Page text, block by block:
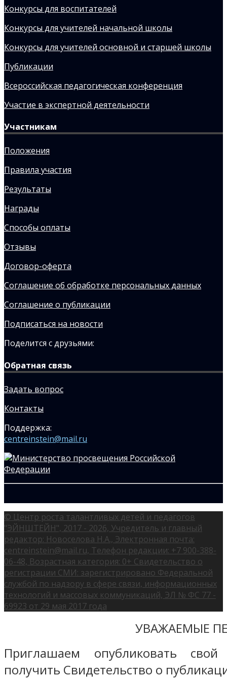
Конкурсы для воспитателей
Конкурсы для учителей начальной школы
Конкурсы для учителей основной и старшей школы
Публикации
Всероссийская педагогическая конференция
Участие в экспертной деятельности
Участникам
Положения
Правила участия
Результаты
Награды
Способы оплаты
Отзывы
Договор-оферта
Соглашение об обработке персональных данных
Соглашение о публикации
Подписаться на новости
Поделится с друзьями:
Обратная связь
Задать вопрос
Контакты
Поддержка:
centreinstein@mail.ru
© Центр роста талантливых детей и педагогов
"ЭЙНШТЕЙН", 2017 - 2026, Учредитель и главный
редактор: Новоселова Н.А., Электронная почта:
centreinstein@mail.ru, Телефон редакции: +7 900-388-
06-48, Возрастная категория: 0+ Свидетельство о
регистрации СМИ: зарегистрировано Федеральной
службой по надзору в сфере связи, информационных
технологий и массовых коммуникаций, ЭЛ № ФС 77 -
69923 от 29 мая 2017 года
УВАЖАЕМЫЕ
Приглашаем опубликовать
получить Свидетельство о